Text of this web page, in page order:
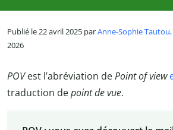
Publié le 22 avril 2025 parAnne-Sophie
2026
POVest l’abréviation dePoint of view
traduction depoint de vue.